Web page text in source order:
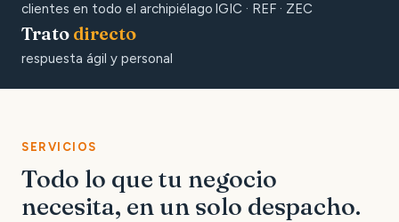
clientes en todo el archipiélago IGIC · REF · ZEC
Trato directo
respuesta ágil y personal
SERVICIOS
Todo lo que tu negocio
necesita, en un solo despacho.